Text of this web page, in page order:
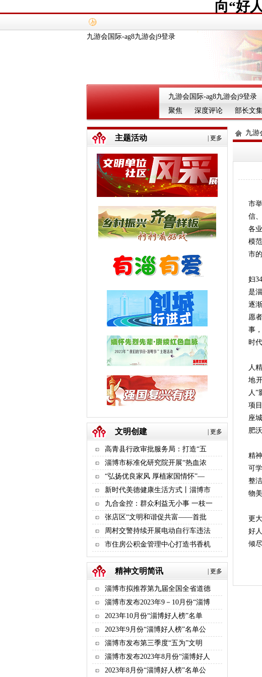
向“好
九游会国际-ag8九游会j9登录
九游会国际-ag8九游会j9登录
聚焦
深度评论 部长文
更多
主题活动
更多
文明创建
高青县行政审批服务局：打造“五
淄博市标准化研究院开展“热血浓
“弘扬优良家风 厚植家国情怀”—
新时代美德健康生活方式丨淄博市
九合金控：群众利益无小事 一枝一
张店区“文明和谐促共富——首批
周村交警持续开展电动自行车违法
市住房公积金管理中心打造书香机
更多
精神文明简讯
淄博市拟推荐第九届全国全省道德
淄博市发布2023年9－10月份“淄博
2023年10月份“淄博好人榜”名单
2023年9月份“淄博好人榜”名单公
淄博市发布第三季度“五为”文明
淄博市发布2023年8月份“淄博好人
2023年8月份“淄博好人榜”名单公
九游
市
信
各业
模
市的
妇
是
逐
愿
事
时代
人
地
人”
项
座
肥
精
可
整
物
更
好
倾